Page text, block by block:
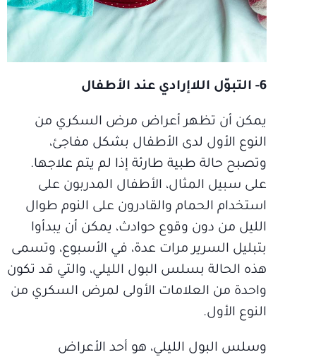
6- التبوّل اللاإرادي عند الأطفال
يمكن أن تظهر أعراض مرض السكري من
النوع الأول لدى الأطفال بشكل مفاجئ،
وتصبح حالة طبية طارئة إذا لم يتم علاجها.
على سبيل المثال، الأطفال المدربون على
استخدام الحمام والقادرون على النوم طوال
الليل من دون وقوع حوادث، يمكن أن يبدأوا
بتبليل السرير مرات عدة، في الأسبوع، وتسمى
هذه الحالة بسلس البول الليلي، والتي قد تكون
واحدة من العلامات الأولى لمرض السكري من
النوع الأول.
وسلس البول الليلي، هو أحد الأعراض